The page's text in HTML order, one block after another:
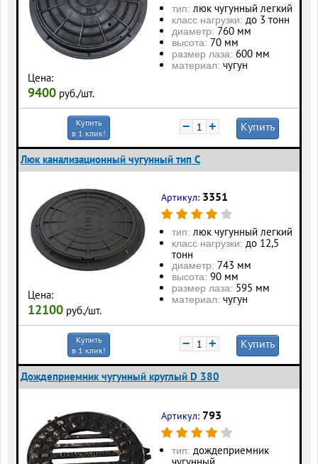
Цена:
9400 руб./шт.
тип: люк чугунный легкий
класс нагрузки: до 3 тонн
диаметр: 760 мм
высота: 70 мм
размер лаза: 600 мм
материал: чугун
Купить
в 1 клик!
− + Купить
Люк канализационный чугунный тип С
Цена:
12100 руб./шт.
Артикул: 3351
тип: люк чугунный легкий
класс нагрузки: до 12,5
тонн
диаметр: 743 мм
высота: 90 мм
размер лаза: 595 мм
материал: чугун
Купить
в 1 клик!
− + Купить
Дождеприемник чугунный круглый D 380
Артикул: 793
тип: дождеприемник
чугунный